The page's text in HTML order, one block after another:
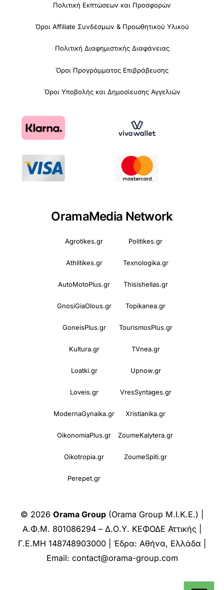
Πολιτική Εκπτώσεων και Προσφορών
Όροι Affiliate Συνδέσμων & Προωθητικού Υλικού
Πολιτική Διαφημιστικής Διαφάνειας
Όροι Προγράμματος Επιβράβευσης
Όροι Υποβολής και Δημοσίευσης Αγγελιών
OramaMedia Network
Agrotikes.gr Politikes.gr
Athlitikes.gr Texnologika.gr
AutoMotoPlus.gr Thisishellas.gr
GnosiGiaOlous.gr Topikanea.gr
GoneisPlus.gr TourismosPlus.gr
Kultura.gr TVnea.gr
Loatki.gr Upnow.gr
Loveis.gr VresSyntages.gr
ModernaGynaika.gr Xristianika.gr
OikonomiaPlus.gr ZoumeKalytera.gr
Oikotropia.gr ZoumeSpiti.gr
Perepet.gr
© 2026 Orama Group (Orama Group Μ.Ι.Κ.Ε.) |
Α.Φ.Μ. 801086294 – Δ.Ο.Υ. ΚΕΦΟΔΕ Αττικής |
Γ.Ε.ΜΗ 148748903000 | Έδρα: Αθήνα, Ελλάδα |
Email: contact@orama-group.com